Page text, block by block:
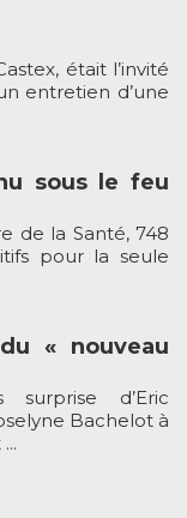
était l’invité
entretien d’une
sous le feu
de la Santé, 748
pour la seule
« nouveau
d’Eric
Bachelot à